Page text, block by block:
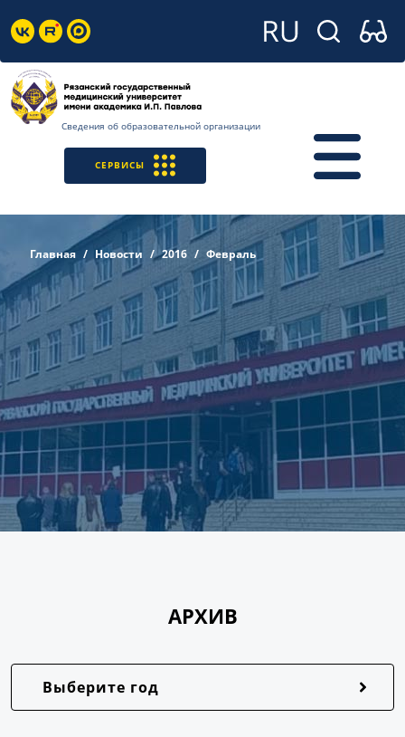
Сведения об образовательной организации
СЕРВИСЫ
Главная Новости 2016 Февраль
АРХИВ
Выберите год